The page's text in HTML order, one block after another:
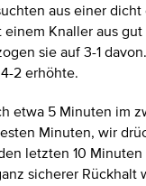
aus einer
Knaller aus
sie auf 3-1
2 erhöhte.
etwa 5 Minuten im
Minuten, wir
letzten 10
sicherer